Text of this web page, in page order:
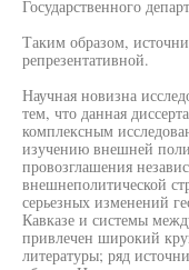
Государственного
Таким образом,
репрезентативной.
Научная новизна
тем, что данная
комплексным
изучению внешней
провозглашения
внешнеполитической
серьезных изменений
Кавказе и системы
привлечен широкий
литературы; ряд